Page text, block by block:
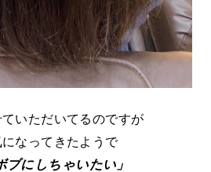
いただいてるのですが
なってきたようで
ブにしちゃいたい」